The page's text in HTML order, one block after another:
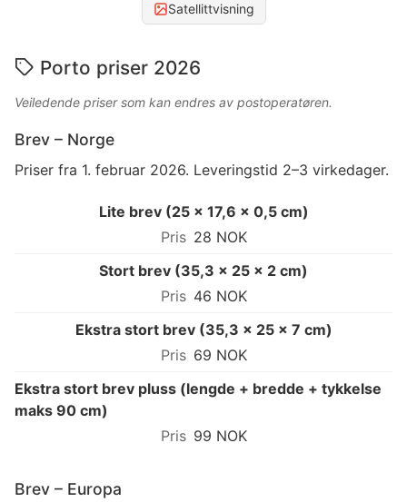
Satellittvisning
Porto priser 2026
Veiledende priser som kan endres av postoperatøren.
Brev – Norge
Priser fra 1. februar 2026. Leveringstid 2–3 virkedager.
Lite brev (25 × 17,6 × 0,5 cm)
28 NOK
Stort brev (35,3 × 25 × 2 cm)
46 NOK
Ekstra stort brev (35,3 × 25 × 7 cm)
69 NOK
Ekstra stort brev pluss (lengde + bredde + tykkelse
maks 90 cm)
99 NOK
Brev – Europa